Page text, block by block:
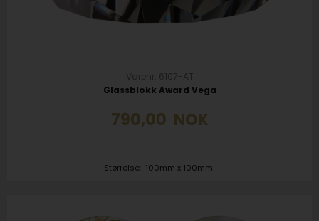
Varenr. 6107-AT
Glassblokk Award Vega
790,00 NOK
Størrelse: 100mm x 100mm